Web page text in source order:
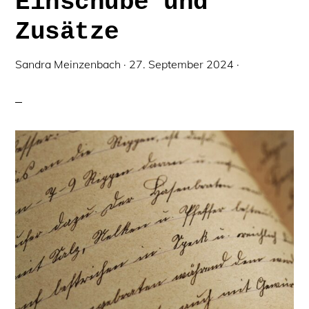
Zusätze
Sandra Meinzenbach · 27. September 2024 ·